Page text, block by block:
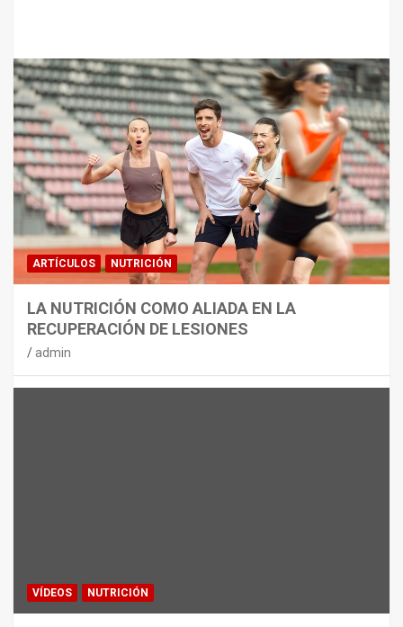
MATERIAL
CON DECATHLON, ESTE VERANO SE
JUEGA EN TRES CAMPOS
admin
ARTÍCULOS NUTRICIÓN
LA NUTRICIÓN COMO ALIADA EN LA
RECUPERACIÓN DE LESIONES
admin
VÍDEOS NUTRICIÓN